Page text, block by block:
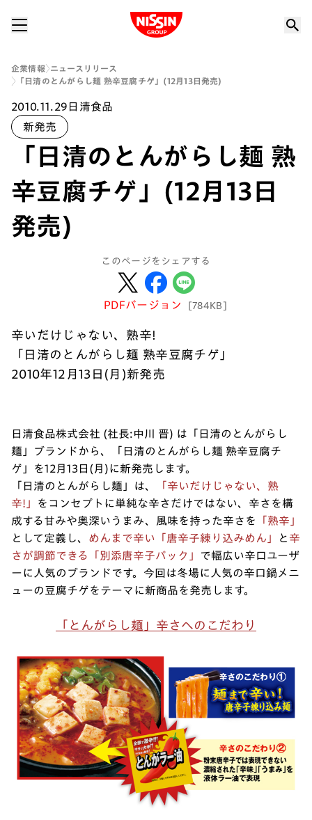
Nissin Group
企業情報
ニュースリリース
「日清のとんがらし麺 熟辛豆腐チゲ」(12月13日発売)
2010.11.29 日清食品
新発売
「日清のとんがらし麺 熟
辛豆腐チゲ」(12月13日
発売)
このページをシェアする
PDFバージョン [784KB]
辛いだけじゃない、熟辛!
「日清のとんがらし麺 熟辛豆腐チゲ」
2010年12月13日(月)新発売
日清食品株式会社 (社長:中川 晋) は「日清のとんがらし
麺」ブランドから、「日清のとんがらし麺 熟辛豆腐チ
ゲ」を12月13日(月)に新発売します。
「日清のとんがらし麺」は、
「辛いだけじゃない、熟
辛!」
をコンセプトに単純な辛さだけではない、辛さを構
成する甘みや奥深いうまみ、風味を持った辛さを
「熟辛」
として定義し、 めんまで辛い「唐辛子練り込みめん」 と 辛
さが調節できる「別添唐辛子パック」
で幅広い辛口ユーザ
ーに人気のブランドです。今回は冬場に人気の辛口鍋メニ
ューの豆腐チゲをテーマに新商品を発売します。
「とんがらし麺」辛さへのこだわり